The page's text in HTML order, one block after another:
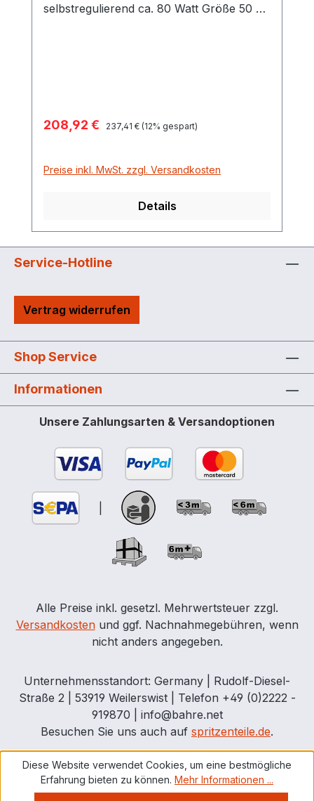
selbstregulierend ca. 80 Watt Größe 50 x
Verkaufspreis:
208,92 € Regulärer Preis:
237,41 € (12% gespart)
Preise inkl. MwSt. zzgl. Versandkosten
Details
Service-Hotline
Vertrag widerrufen
Shop Service
Informationen
Unsere Zahlungsarten & Versandoptionen
Alle Preise inkl. gesetzl. Mehrwertsteuer zzgl.
Versandkostenund ggf. Nachnahmegebühren, wenn
nicht anders angegeben.
Unternehmensstandort: Germany | Rudolf-Diesel-
Straße 2 | 53919 Weilerswist | Telefon +49 (0)2222 -
919870 | info@bahre.net
Besuchen Sie uns auch auf spritzenteile.de.
Diese Website verwendet Cookies, um eine bestmögliche
Erfahrung bieten zu können. Mehr Informationen ...